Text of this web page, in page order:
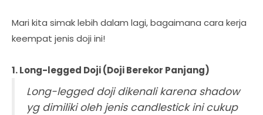
Mari kita simak lebih dalam lagi, bagaimana cara kerja
keempat jenis doji ini!
1. Long-legged Doji (Doji Berekor Panjang)
Long-legged doji dikenali karena shadow
yg dimiliki oleh jenis candlestick ini cukup